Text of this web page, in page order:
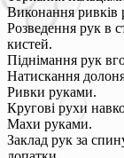
Виконання ривків
Розведення рук в
кистей.
Піднімання рук
Натискання
Ривки руками.
Кругові рухи
Махи руками.
Заклад рук за